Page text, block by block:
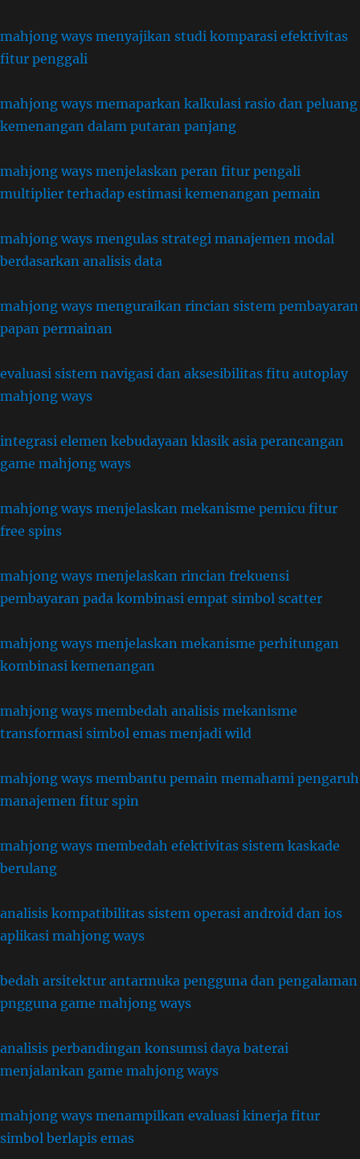
mahjong ways menyajikan studi komparasi efektivitas
fitur penggali
mahjong ways memaparkan kalkulasi rasio dan peluang
kemenangan dalam putaran panjang
mahjong ways menjelaskan peran fitur pengali
multiplier terhadap estimasi kemenangan pemain
mahjong ways mengulas strategi manajemen modal
berdasarkan analisis data
mahjong ways menguraikan rincian sistem pembayaran
papan permainan
evaluasi sistem navigasi dan aksesibilitas fitu autoplay
mahjong ways
integrasi elemen kebudayaan klasik asia perancangan
game mahjong ways
mahjong ways menjelaskan mekanisme pemicu fitur
free spins
mahjong ways menjelaskan rincian frekuensi
pembayaran pada kombinasi empat simbol scatter
mahjong ways menjelaskan mekanisme perhitungan
kombinasi kemenangan
mahjong ways membedah analisis mekanisme
transformasi simbol emas menjadi wild
mahjong ways membantu pemain memahami pengaruh
manajemen fitur spin
mahjong ways membedah efektivitas sistem kaskade
berulang
analisis kompatibilitas sistem operasi android dan ios
aplikasi mahjong ways
bedah arsitektur antarmuka pengguna dan pengalaman
pngguna game mahjong ways
analisis perbandingan konsumsi daya baterai
menjalankan game mahjong ways
mahjong ways menampilkan evaluasi kinerja fitur
simbol berlapis emas